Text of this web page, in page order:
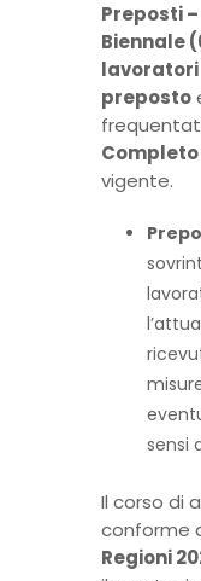
Preposti
Biennale
lavoratori
preposto
Completo
vigente.
sensi
Il corso di
conforme
Regioni